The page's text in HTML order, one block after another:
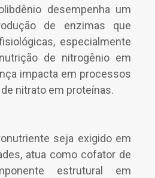
desempenha um
de enzimas que
especialmente
de nitrogênio em
impacta em processos
nitrato em proteínas.
seja exigido em
atua como cofator de
estrutural em